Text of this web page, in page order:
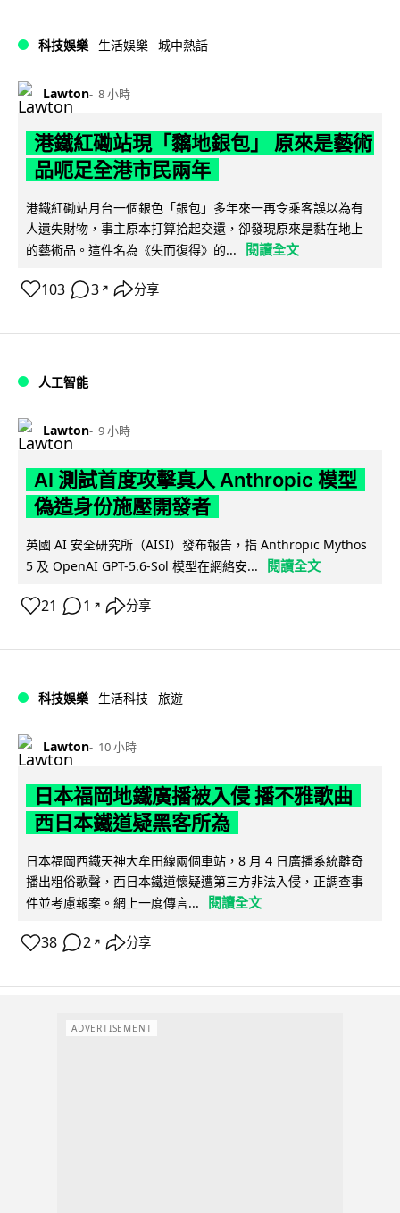
科技娛樂 生活娛樂 城中熱話
Lawton 8 小時
港鐵紅磡站現「黐地銀包」 原來是藝術
品呃足全港市民兩年
港鐵紅磡站月台一個銀色「銀包」多年來一再令乘客誤以為有
人遺失財物，事主原本打算拾起交還，卻發現原來是黏在地上
的藝術品。這件名為《失而復得》的...
閱讀全文
103 3 ↗ 分享
人工智能
Lawton 9 小時
AI 測試首度攻擊真人 Anthropic 模型
偽造身份施壓開發者
英國 AI 安全研究所（AISI）發布報告，指 Anthropic Mythos
5 及 OpenAI GPT-5.6-Sol 模型在網絡安...
閱讀全文
21 1 ↗ 分享
科技娛樂 生活科技 旅遊
Lawton 10 小時
日本福岡地鐵廣播被入侵 播不雅歌曲
西日本鐵道疑黑客所為
日本福岡西鐵天神大牟田線兩個車站，8 月 4 日廣播系統離奇
播出粗俗歌聲，西日本鐵道懷疑遭第三方非法入侵，正調查事
件並考慮報案。網上一度傳言...
閱讀全文
38 2 ↗ 分享
ADVERTISEMENT